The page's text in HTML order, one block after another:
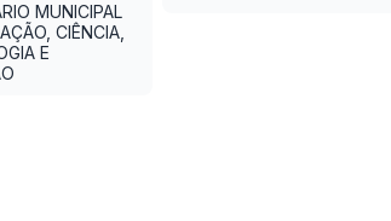
MUNICIPAL
CIÊNCIA,
E